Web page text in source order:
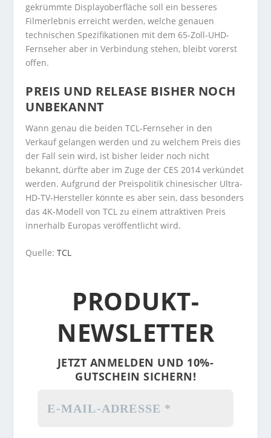
gekrümmte Displayoberfläche soll ein besseres
Filmerlebnis erreicht werden, welche genauen
technischen Spezifikationen mit dem 65-Zoll-UHD-
Fernseher aber in Verbindung stehen, bleibt vorerst
offen.
PREIS UND RELEASE BISHER NOCH
UNBEKANNT
Wann genau die beiden TCL-Fernseher in den
Verkauf gelangen werden und zu welchem Preis dies
der Fall sein wird, ist bisher leider noch nicht
bekannt, dürfte aber im Zuge der CES 2014 verkündet
werden. Aufgrund der Preispolitik chinesischer Ultra-
HD-TV-Hersteller könnte es aber sein, dass besonders
das 4K-Modell von TCL zu einem attraktiven Preis
innerhalb Europas veröffentlicht wird.
Quelle:TCL
PRODUKT-
NEWSLETTER
JETZT ANMELDEN UND 10%-
GUTSCHEIN SICHERN!